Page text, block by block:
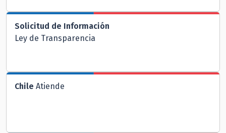
Solicitud de Información
Ley de Transparencia
Chile Atiende